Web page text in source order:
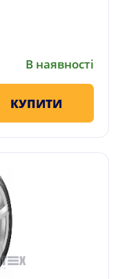
В наявності
КУПИТИ